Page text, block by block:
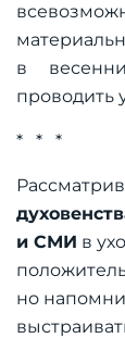
в
проводить
* * *
и СМИ в
но